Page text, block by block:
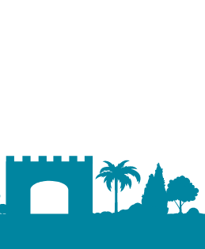
dans un nouvel onglet)
onglet)